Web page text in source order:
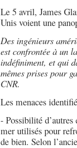
Le 5 avril, James
Unis voient une
Des ingénieurs
est confrontée à un
indéfiniment, et qui
mêmes prises pour
CNR.
Les menaces
- Possibilité d’autres
mer utilisés pour
de bien. Selon